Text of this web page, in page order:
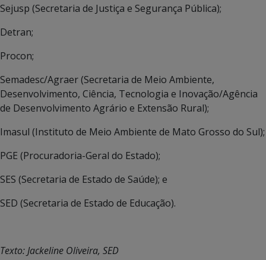
Sejusp (Secretaria de Justiça e Segurança Pública);
Detran;
Procon;
Semadesc/Agraer (Secretaria de Meio Ambiente,
Desenvolvimento, Ciência, Tecnologia e Inovação/Agência
de Desenvolvimento Agrário e Extensão Rural);
Imasul (Instituto de Meio Ambiente de Mato Grosso do Sul);
PGE (Procuradoria-Geral do Estado);
SES (Secretaria de Estado de Saúde); e
SED (Secretaria de Estado de Educação).
Texto: Jackeline Oliveira, SED